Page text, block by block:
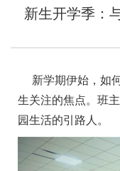
新生开学季：
新学期伊始，如
生关注的焦点。班
园生活的引路人。